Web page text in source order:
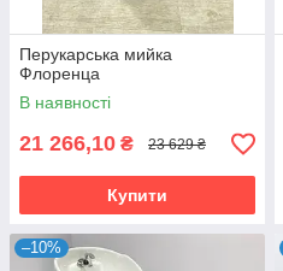
Перукарська мийка
Флоренца
В наявності
21 266,10 ₴ 23 629 ₴
Купити
–10%